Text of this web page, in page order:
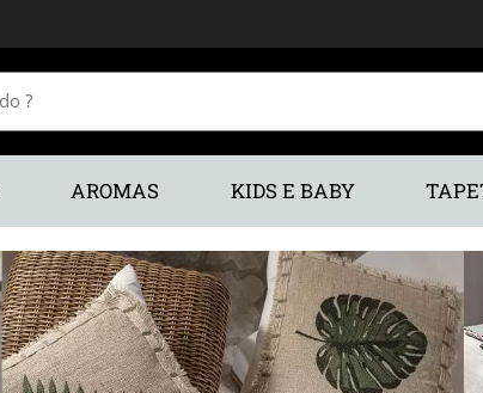
AROMAS KIDS E BABY